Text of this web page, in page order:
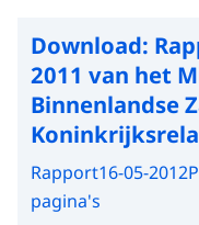
Download:
2011 van het
Binnenlandse
Rapport16-05-2012
pagina's